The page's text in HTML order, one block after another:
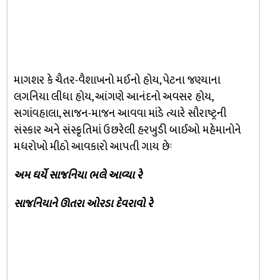
માગશર કે ચૈતર-વૈશાખનો મઈનો હોય, પેટના જણ્યાના
લગનિયા લીધા હોય, આંગણે આનંદનો અવસર હોય,
સગાંવહાલા, સાજન-માજન આવવા માંડે ત્યારે સૌરાષ્ટ્રની
સંસ્કાર અને સંસ્કૃતિમાં ઉછરેલી હરખુડી બાઈઓ મહેમાનોને
મધરોખો મીઠો આવકારો આપતી ગાય છેઃ
અમ ઘર્યે સાજનિયા ભલે આવ્યા રે
સાજનિયાને ઊતરા ઓરડા દેવરાવો રે